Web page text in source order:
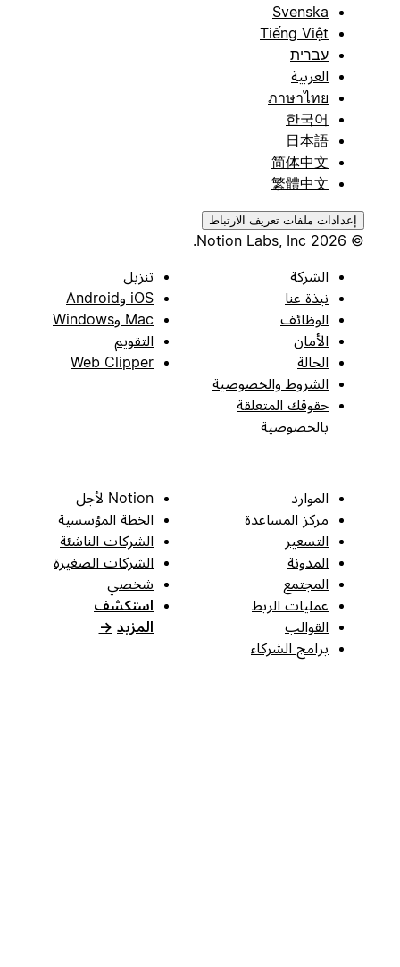
Svenska
Tiếng Việt
עברית
العربية
ภาษาไทย
한국어
日本語
简体中文
繁體中文
إعدادات ملفات تعريف الارتباط
الشركة
نبذة عنا
الوظائف
الأمان
الحالة
الشروط والخصوصية
حقوقك المتعلقة
بالخصوصية
تنزيل
iOS وAndroid
Mac وWindows
التقويم
Web Clipper
الموارد
مركز المساعدة
التسعير
المدونة
المجتمع
عمليات الربط
القوالب
برامج الشركاء
Notion لأجل
الخطة المؤسسية
الشركات الناشئة
الشركات الصغيرة
شخصي
استكشف
المزيد →